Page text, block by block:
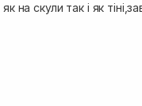
на скули так і як